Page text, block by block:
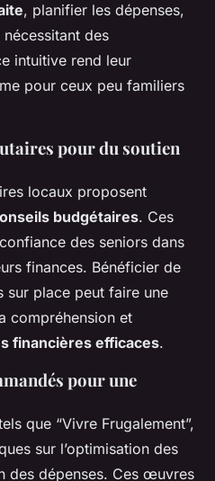
, planifier les dépenses,
des
intuitive rend leur
pour ceux peu familiers
pour du soutien
locaux proposent
budgétaires. Ces
des seniors dans
finances. Bénéficier de
sur place peut faire une
compréhension et
financières efficaces.
pour une
que “Vivre Frugalement”,
sur l’optimisation des
des dépenses. Ces œuvres